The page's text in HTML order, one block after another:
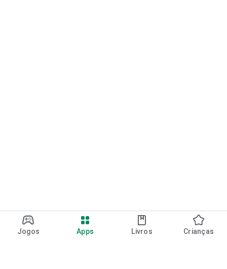
Jogos Apps Livros Crianças